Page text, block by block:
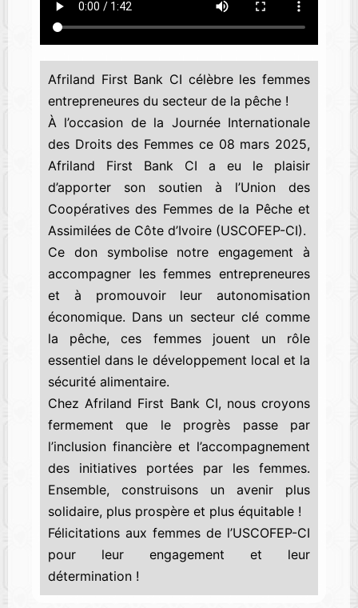
Afriland First Bank CI célèbre les femmes
entrepreneures du secteur de la pêche !
À l’occasion de la Journée Internationale
des Droits des Femmes ce 08 mars 2025,
Afriland First Bank CI a eu le plaisir
d’apporter son soutien à l’Union des
Coopératives des Femmes de la Pêche et
Assimilées de Côte d’Ivoire (USCOFEP-CI).
Ce don symbolise notre engagement à
accompagner les femmes entrepreneures
et à promouvoir leur autonomisation
économique. Dans un secteur clé comme
la pêche, ces femmes jouent un rôle
essentiel dans le développement local et la
sécurité alimentaire.
Chez Afriland First Bank CI, nous croyons
fermement que le progrès passe par
l’inclusion financière et l’accompagnement
des initiatives portées par les femmes.
Ensemble, construisons un avenir plus
solidaire, plus prospère et plus équitable !
Félicitations aux femmes de l’USCOFEP-CI
pour leur engagement et leur
détermination !